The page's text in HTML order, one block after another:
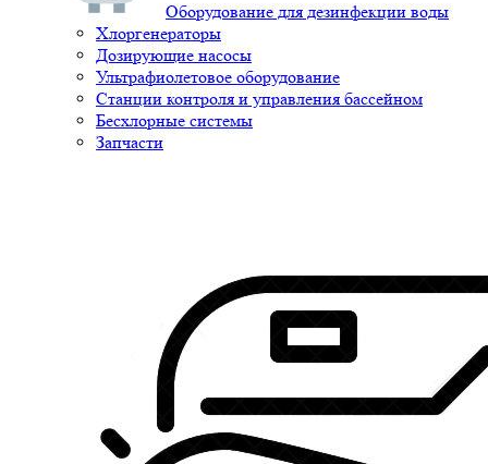
Оборудование для дезинфекции воды
Хлоргенераторы
Дозирующие насосы
Ультрафиолетовое оборудование
Станции контроля и управления бассейном
Бесхлорные системы
Запчасти